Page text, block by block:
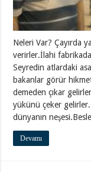
Neleri Var? Çayırda
verirler.İlahi
Seyredin atlardaki
bakanlar görür
demeden çıkar
yükünü çeker
dünyanın
Devamı